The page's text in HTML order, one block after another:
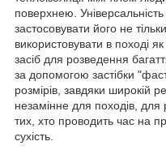
поверхнею.
застосовувати його не
використовувати в поході
засіб для розведення
за допомогою застібки
розмірів, завдяки широкій
незамінне для походів, для
тих, хто проводить час на
сухість.